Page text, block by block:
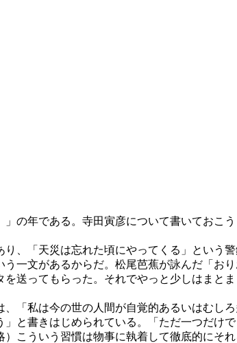
の年である。寺田寅彦について書いておこ
、「天災は忘れた頃にやってくる」という
う一文があるからだ。松尾芭蕉が詠んだ「
送ってもらった。それでやっと少しはまと
「私は今の世の人間が自覚的あるいはむし
」と書きはじめられている。「ただ一つだ
こういう習慣は物事に執着して徹底的にそ